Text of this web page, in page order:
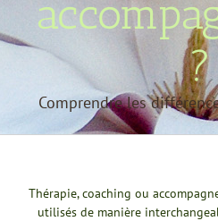
?
Comprendre les
Thérapie, coaching ou
utilisés de manière